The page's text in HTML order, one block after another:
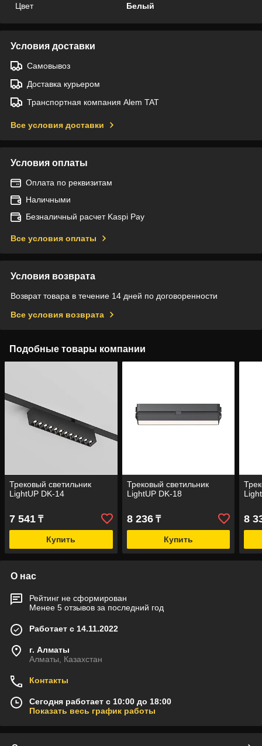
Цвет
Белый
Условия доставки
Самовывоз
Доставка курьером
Транспортная компания Alem TAT
Все условия доставки
Условия оплаты
Оплата по реквизитам
Наличными
Безналичный расчет Kaspi Pay
Все условия оплаты
Условия возврата
Возврат товара в течение 14 дней по договоренности
Все условия возврата
Подобные товары компании
Трековый светильник
LightUP DK-14
7 541 ₸
Купить
Трековый светильник
LightUP DK-18
8 236₸
Купить
8
О нас
Рейтинг не сформирован
Менее 5 отзывов за последний год
Работает с 14.11.2022
г. Алматы
Алматы, Казахстан
Контакты
Сегодня работает с 10:00 до 18:00
Показать весь график работы